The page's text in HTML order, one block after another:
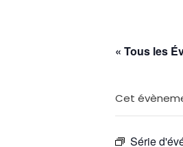
« Tous les
Cet
Série